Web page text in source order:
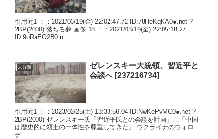
引用元1 ：：2021/03/19(金) 22:02:47.72 ID:78HeKqKA0●.net ?
2BP(2000) 落ちる夢 画像 18 ：：2021/03/19(金) 22:05:18.27
ID:9oRaEO2B0.n...
未分類
ゼレンスキー大統領、習近平と
会談へ [237216734]
引用元1 ：：2023/02/25(土) 13:33:56.04 ID:NwKePvMC0●.net ?
2BP(2000) ゼレンスキー氏「習近平氏との会談を計画」…「中国
は歴史的に領土の一体性を尊重してきた」 ウクライナのウォロ
デ...